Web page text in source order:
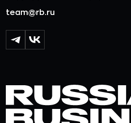
team@rb.ru